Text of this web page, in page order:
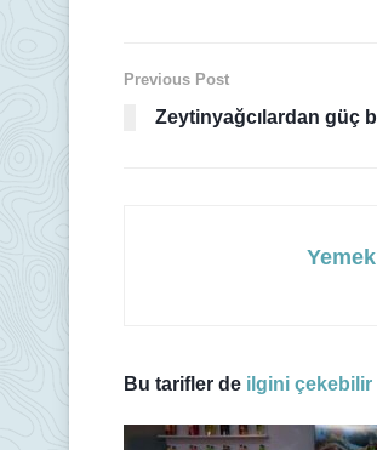
Previous Post
Zeytinyağcılardan güç
Bu tarifler de ilgini çekebilir